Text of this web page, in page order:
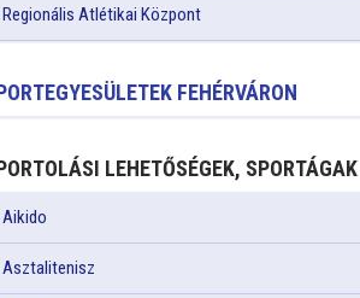
Regionális Atlétikai Központ
FEHÉRVÁRON
LEHETŐSÉGEK, SPORTÁGAK
Aikido
Asztalitenisz